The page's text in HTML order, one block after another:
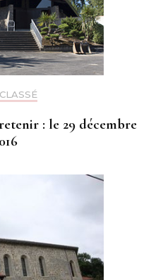
: le 29 décembre